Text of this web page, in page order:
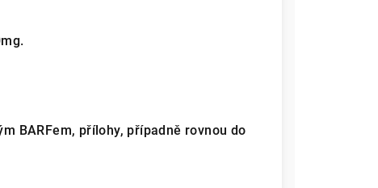
BARFem, přílohy, případně rovnou do